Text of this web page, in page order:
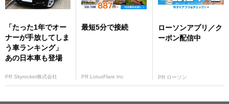
「たった1年でオー
ナーが手放してしま
う車ランキング」
あの日本車も登場
PR Skyrocket株式会社
最短5分で接続
PR LotusFlare Inc
ローソンアプリ／ク
ーポン配信中
PR ローソン